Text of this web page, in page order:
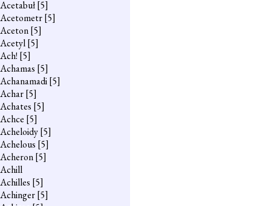
Acetabuł[5]
Acetometr[5]
Aceton[5]
Acetyl[5]
Ach! [5]
Achamas [5]
Achanamadi[5]
Achar[5]
Achates [5]
Achce [5]
Acheloidy[5]
Achelous [5]
Acheron[5]
Achill
Achilles [5]
Achinger[5]